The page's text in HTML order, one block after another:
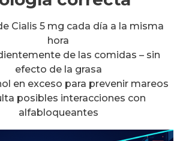
Cialis 5 mg cada día a la misma
hora
de las comidas – sin
efecto de la grasa
en exceso para prevenir mareos
posibles interacciones con
alfabloqueantes